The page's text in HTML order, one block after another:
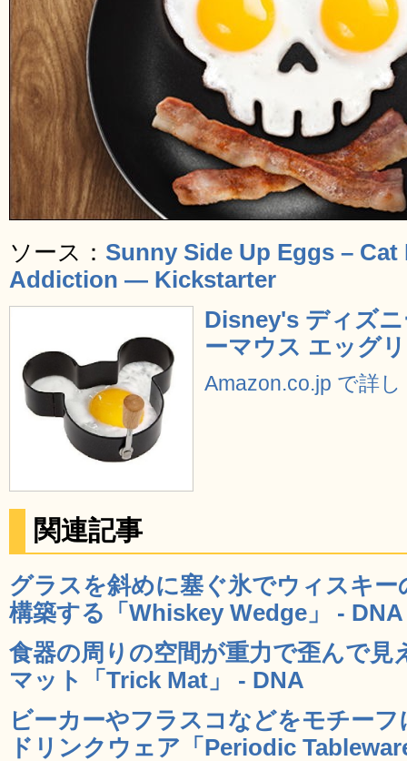
ソース： Sunny Side Up Eggs –
Addiction — Kickstarter
Disney's ディズ
ーマウス エッグ
Amazon.co.jp で詳
関連記事
グラスを斜めに塞ぐ氷でウィスキ
構築する「Whiskey Wedge」 - DNA
食器の周りの空間が重力で歪んで見
マット「Trick Mat」 - DNA
ビーカーやフラスコなどをモチー
ドリンクウェア「Periodic